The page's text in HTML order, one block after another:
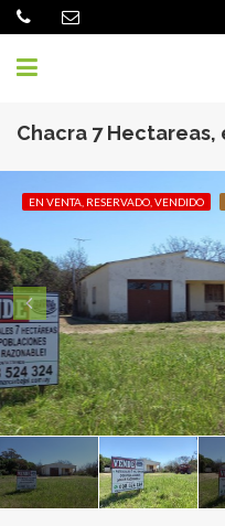
EN VENTA, RESERVADO, VENDIDO